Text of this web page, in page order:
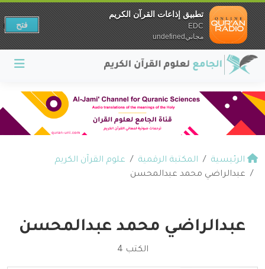
الرئيسية المكتبة الرقمية
علوم القرآن الكريم
عبدالراضي محمد عبدالمحسن
عبدالراضي محمد عبدالمحسن
الكتب 4
تطبيق إذاعات القرآن الكريم
EDC
مجانيundefined
فتح